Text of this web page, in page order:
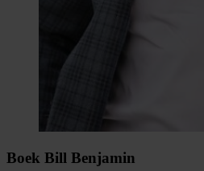
Boek Bill Benjamin